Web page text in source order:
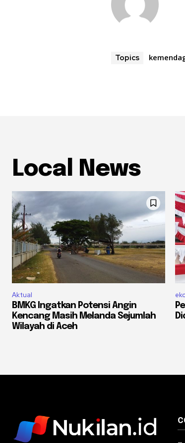
Topics
Local News
Aktual
BMKG Ingatkan Potensi Angin
Kencang Masih Melanda Sejumlah
Wilayah di Aceh